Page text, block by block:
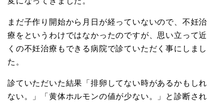
まだ子作り開始から月日が経っていないので、不妊治
療をというわけではなかったのですが、思い立って近
くの不妊治療もできる病院で診ていただく事にしまし
た。
診ていただいた結果「排卵してない時があるかもしれ
ない。」「黄体ホルモンの値が少ない。」と診断され